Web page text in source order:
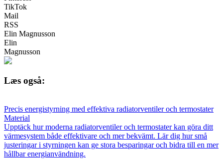
TikTok
Mail
RSS
Elin Magnusson
Elin
Magnusson
Læs også:
Precis energistyrning med effektiva radiatorventiler och termostater
Material
Upptäck hur moderna radiatorventiler och termostater kan göra ditt
värmesystem både effektivare och mer bekvämt. Lär dig hur små
justeringar i styrningen kan ge stora besparingar och bidra till en mer
hållbar energianvändning.